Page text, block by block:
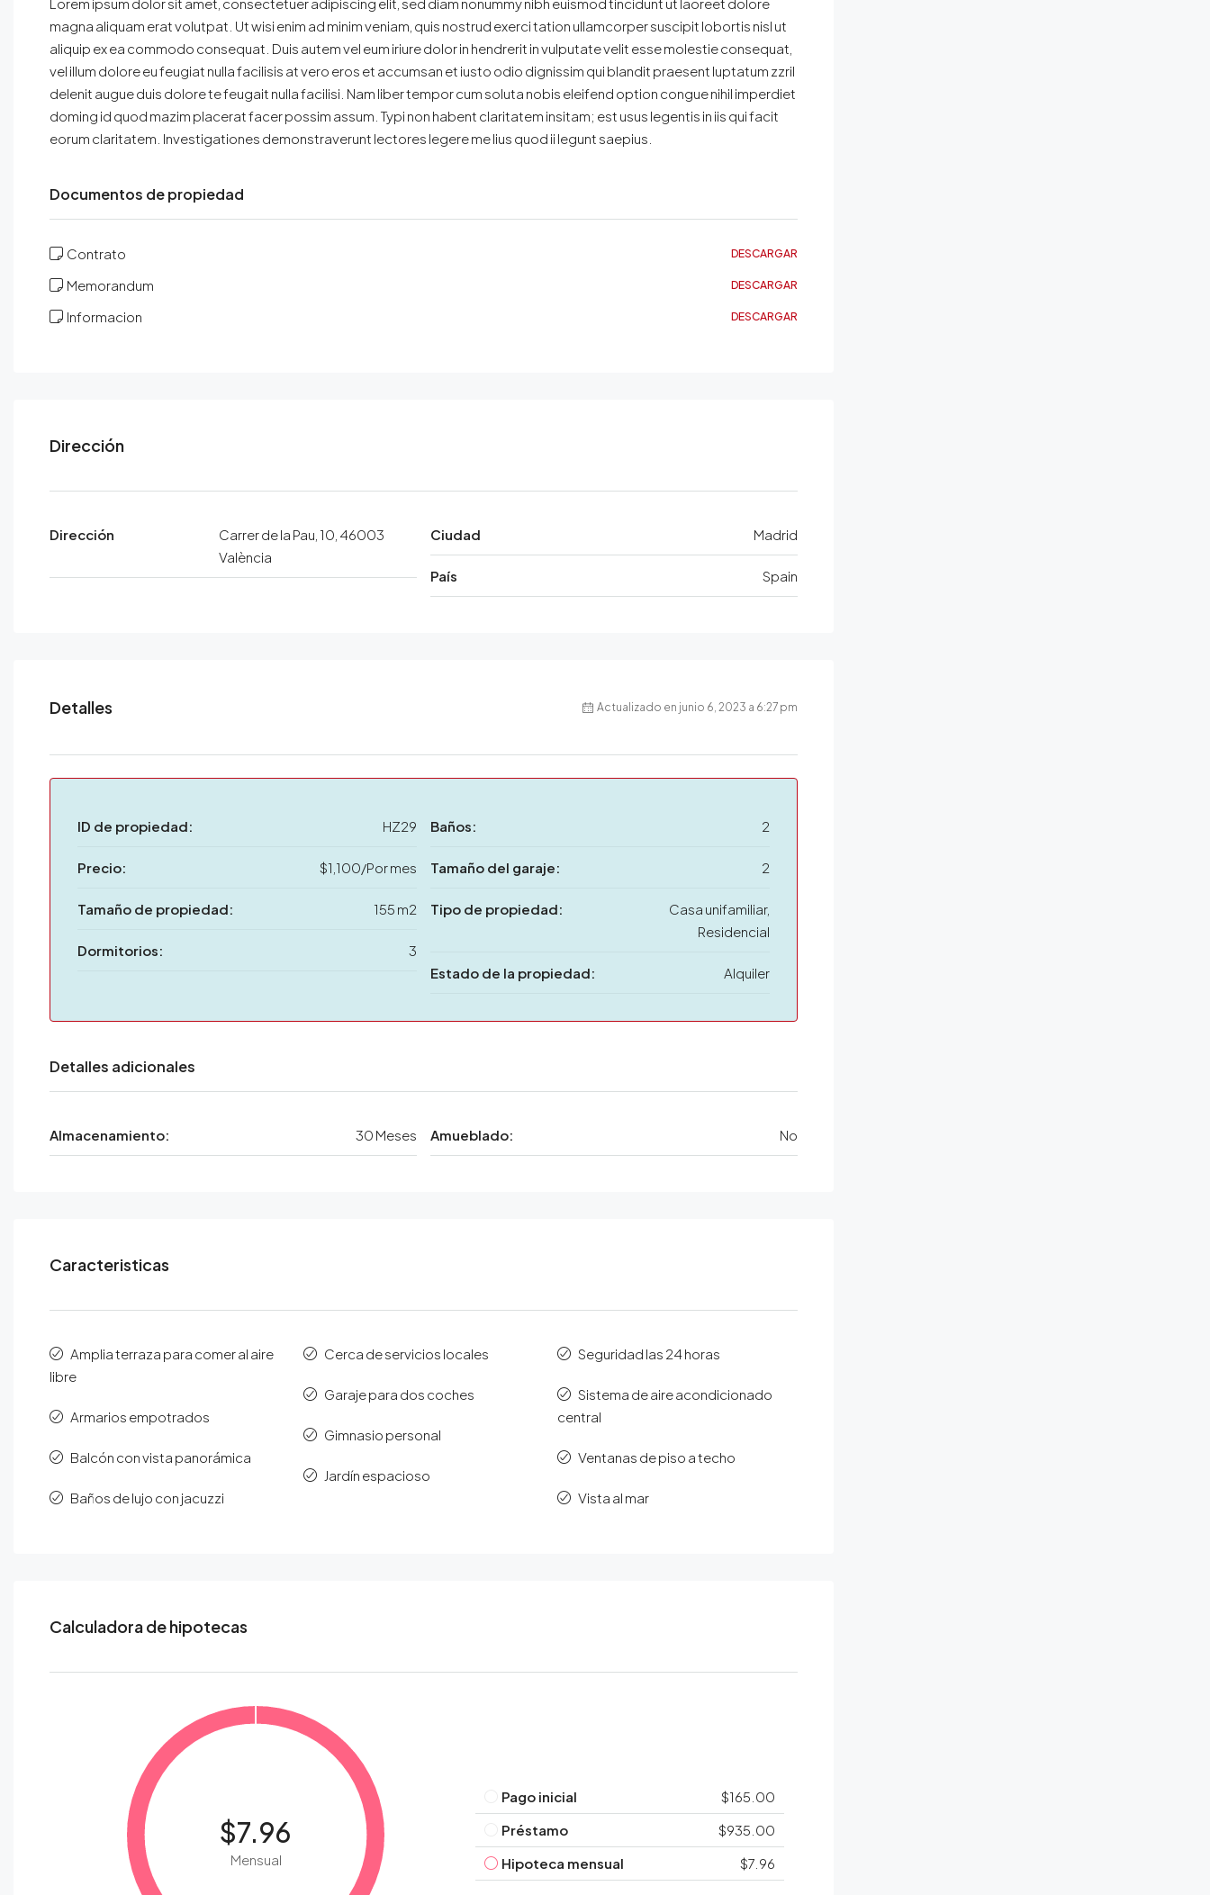
magna aliquam erat volutpat. Ut wisi enim ad minim veniam, quis nostrud exerci tation ullamcorper suscipit lobortis nisl ut
aliquip ex ea commodo consequat. Duis autem vel eum iriure dolor in hendrerit in vulputate velit esse molestie consequat,
vel illum dolore eu feugiat nulla facilisis at vero eros et accumsan et iusto odio dignissim qui blandit praesent luptatum zzril
delenit augue duis dolore te feugait nulla facilisi. Nam liber tempor cum soluta nobis eleifend option congue nihil imperdiet
doming id quod mazim placerat facer possim assum. Typi non habent claritatem insitam; est usus legentis in iis qui facit
eorum claritatem. Investigationes demonstraverunt lectores legere me lius quod ii legunt saepius.
Documentos de propiedad
Contrato DESCARGAR
Memorandum DESCARGAR
Informacion DESCARGAR
Dirección
Dirección
Carrer de la Pau, 10, 46003
València
Ciudad Madrid
País Spain
Detalles Actualizado en junio 6, 2023 a 6:27 pm
ID de propiedad: HZ29
Precio: $1,100/Por mes
Tamaño de propiedad: 155 m2
Dormitorios: 3
Baños: 2
Tamaño del garaje: 2
Tipo de propiedad:
Casa unifamiliar,
Residencial
Estado de la propiedad: Alquiler
Detalles adicionales
Almacenamiento: 30 Meses Amueblado: No
Caracteristicas
Amplia terraza para comer al aire
libre
Armarios empotrados
Balcón con vista panorámica
Baños de lujo con jacuzzi
Cerca de servicios locales
Garaje para dos coches
Gimnasio personal
Jardín espacioso
Seguridad las 24 horas
Sistema de aire acondicionado
central
Ventanas de piso a techo
Vista al mar
Calculadora de hipotecas
$7.96
Mensual
Pago inicial
$165.00
Préstamo
$935.00
Hipoteca mensual
$7.96